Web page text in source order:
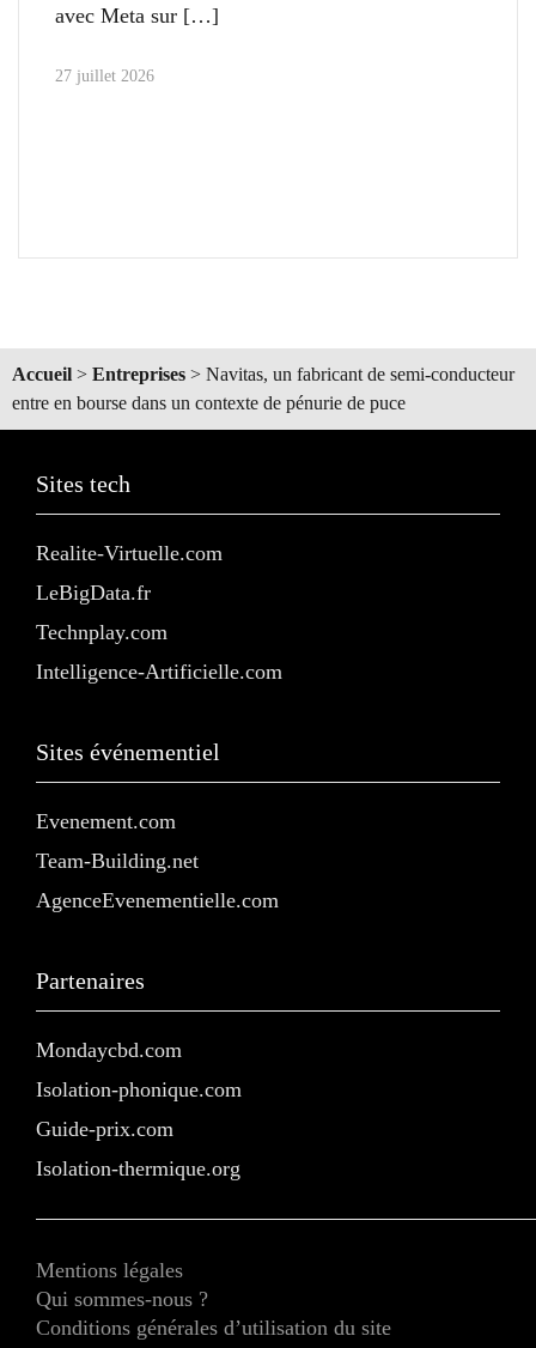
avec Meta sur
27 juillet 2026
Accueil > Entreprises > Navitas, un fabricant de semi-conducteur
entre en bourse dans un contexte de pénurie de puce
Sites tech
Realite-Virtuelle.com
LeBigData.fr
Technplay.com
Intelligence-Artificielle.com
Sites événementiel
Evenement.com
Team-Building.net
AgenceEvenementielle.com
Partenaires
Mondaycbd.com
Isolation-phonique.com
Guide-prix.com
Isolation-thermique.org
Mentions légales
Qui sommes-nous ?
Conditions générales d’utilisation du site